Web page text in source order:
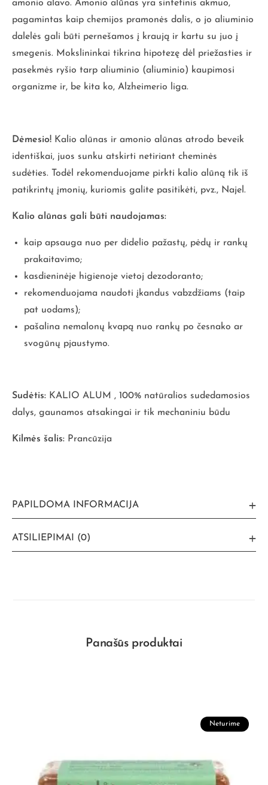
amonio alavo. Amonio alūnas yra sintetinis akmuo,
pagamintas kaip chemijos pramonės dalis, o jo aliuminio
dalelės gali būti pernešamos į kraują ir kartu su juo į
smegenis. Mokslininkai tikrina hipotezę dėl priežasties ir
pasekmės ryšio tarp aliuminio (aliuminio) kaupimosi
organizme ir, be kita ko, Alzheimerio liga.
Dėmesio! Kalio alūnas ir amonio alūnas atrodo beveik
identiškai, juos sunku atskirti netiriant cheminės
sudėties. Todėl rekomenduojame pirkti kalio alūną tik iš
patikrintų įmonių, kuriomis galite pasitikėti, pvz., Najel.
Kalio alūnas gali būti naudojamas:
kaip apsauga nuo per didelio pažastų, pėdų ir rankų
prakaitavimo;
kasdieninėje higienoje vietoj dezodoranto;
rekomenduojama naudoti įkandus vabzdžiams (taip
pat uodams);
pašalina nemalonų kvapą nuo rankų po česnako ar
svogūnų pjaustymo.
Sudėtis: KALIO ALUM , 100% natūralios sudedamosios
dalys, gaunamos atsakingai ir tik mechaniniu būdu
Kilmės šalis: Prancūzija
PAPILDOMA INFORMACIJA
ATSILIEPIMAI (0)
Panašūs produktai
Neturime